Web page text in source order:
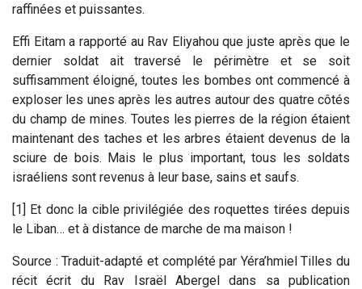
raffinées et puissantes.
Effi Eitam a rapporté au Rav Eliyahou que juste après que le
dernier soldat ait traversé le périmètre et se soit
suffisamment éloigné, toutes les bombes ont commencé à
exploser les unes après les autres autour des quatre côtés
du champ de mines. Toutes les pierres de la région étaient
maintenant des taches et les arbres étaient devenus de la
sciure de bois. Mais le plus important, tous les soldats
israéliens sont revenus à leur base, sains et saufs.
[1] Et donc la cible privilégiée des roquettes tirées depuis
le Liban… et à distance de marche de ma maison !
Source : Traduit-adapté et complété par Yéra’hmiel Tilles du
récit écrit du Rav Israël Abergel dans sa publication